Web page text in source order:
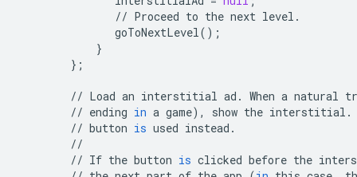
// Proceed to the next level .
goToNextLevel();
}
};
// Load an interstitial ad . When a natural
// ending in a game), show the interstitial .
// button is used instead .
//
// If the button is clicked before the